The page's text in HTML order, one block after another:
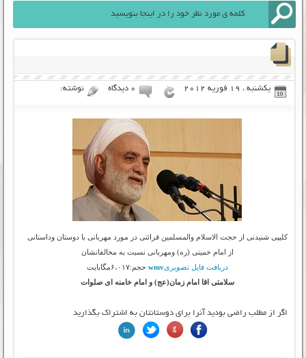
یکشنبه ، 19 فوریه 2012 ۰ دیدگاه نوشته:
کلیپی شنیدنی از حجت الاسلام والمسلمین قرائتی در مورد مهربانی با دوستان وداستانی
از امام خمینی (ره) ومهربانی نسبت به مخالفانشان
دریافت فایل تصویریwmv حجم:۶،۰۱۷مگابایت
سلامتی اقا امام زمان(عج) و امام خامنه ای صلوات
اگر از مطلب راضی بودید آنرا برای دوستانتان به اشتراک بگذارید